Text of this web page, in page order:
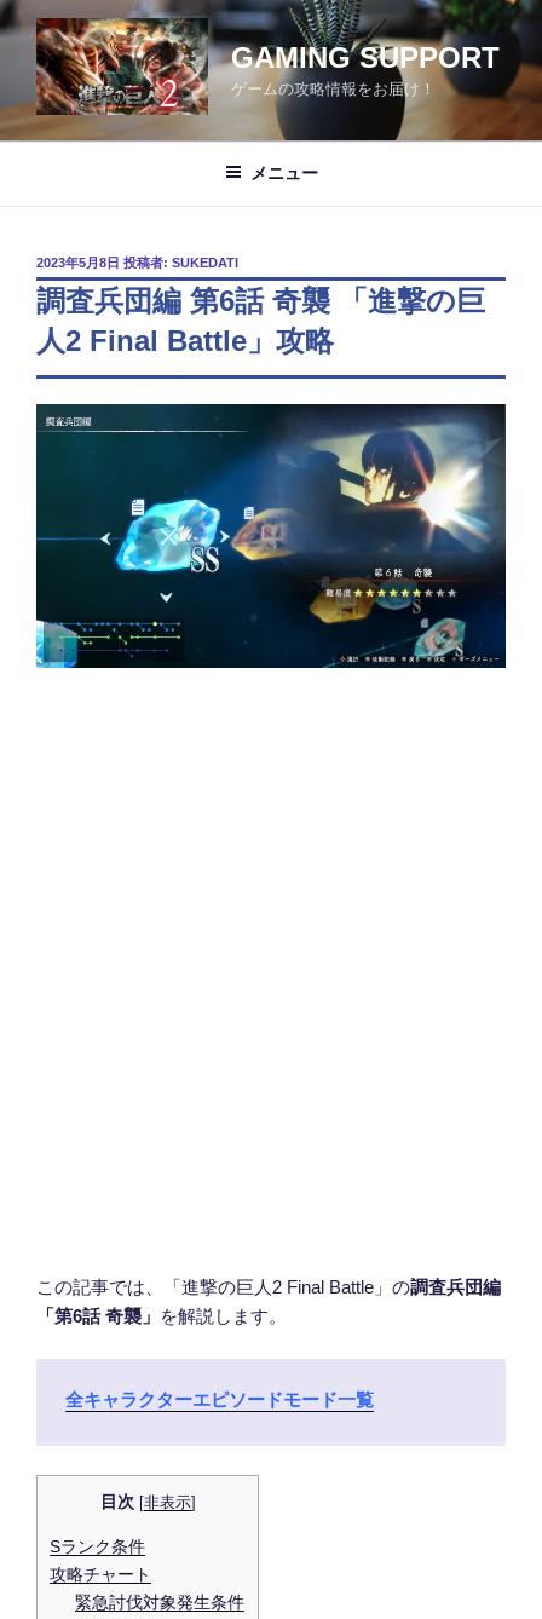
コ
ン
ツ
GAMING SUPPORT
ゲームの攻略情報をお届け！
メニュー
投
稿
日:
2023年5月8日 投稿者: SUKEDATI
調査兵団編 第6話 奇襲 「進撃の巨
人2 Final Battle」攻略
この記事では、「進撃の巨人2 Final Battle」の調査兵団編
「第6話 奇襲」 を解説します。
全キャラクターエピソードモード一覧
目次 [非表示]
Sランク条件
攻略チャート
緊急討伐対象発生条件